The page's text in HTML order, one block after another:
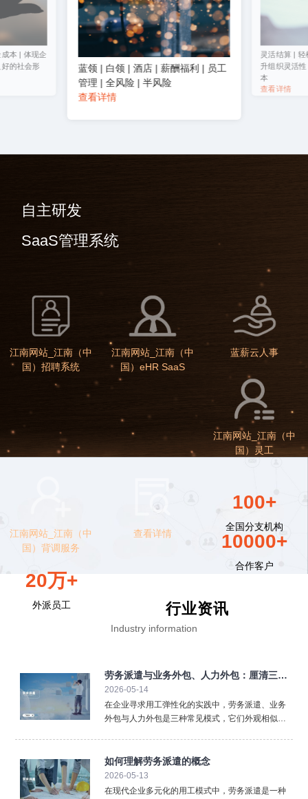
本 | 体现企
的社会形
蓝领 | 白领 | 酒店 | 薪酬福利 | 员工
管理 | 全风险 | 半风险
查看详情
灵活结算 |
升组织灵活
本
查看详情
自主研发
SaaS管理系统
江南网站_江南（中
国）招聘系统
江南网站_江南（中
国）eHR SaaS
蓝薪云人事
江南网站_江南（中
国）灵工
江南网站_江南（中
国）背调服务
查看详情
100+
全国分支机构
10000+
合作客户
20万+
外派员工 行业资讯
Industry information
劳务派遣与业务外包、人力外包：厘清三大
弹性用工模式
2026-05-14
在企业寻求用工弹性化的实践中，劳务派遣、业务
外包与人力外包是三种常见模式，它们外观相似却
工方式至关重要。首先，法律关系的核心不同。 这
是最根本的区别。劳
如何理解劳务派遣的概念
2026-05-13
在现代企业多元化的用工模式中，劳务派遣是一种